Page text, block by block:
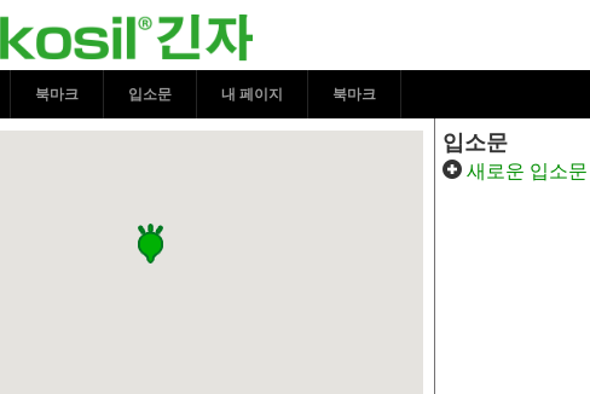
Ginza Honten | 코코시르 긴자
북마크 입소문 내 페이지 북마크
입소문
새로운 입소문